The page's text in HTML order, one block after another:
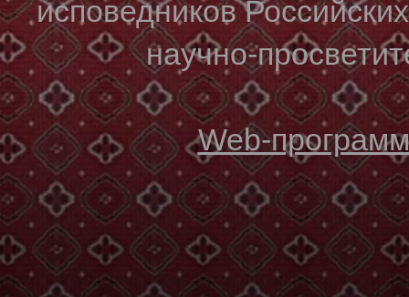
исповедников
научно-
Web-